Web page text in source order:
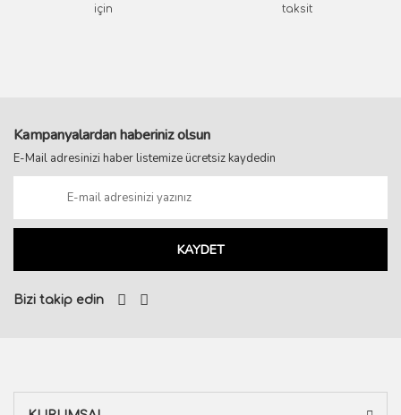
için
taksit
Kampanyalardan haberiniz olsun
E-Mail adresinizi haber listemize ücretsiz kaydedin
KAYDET
Bizi takip edin